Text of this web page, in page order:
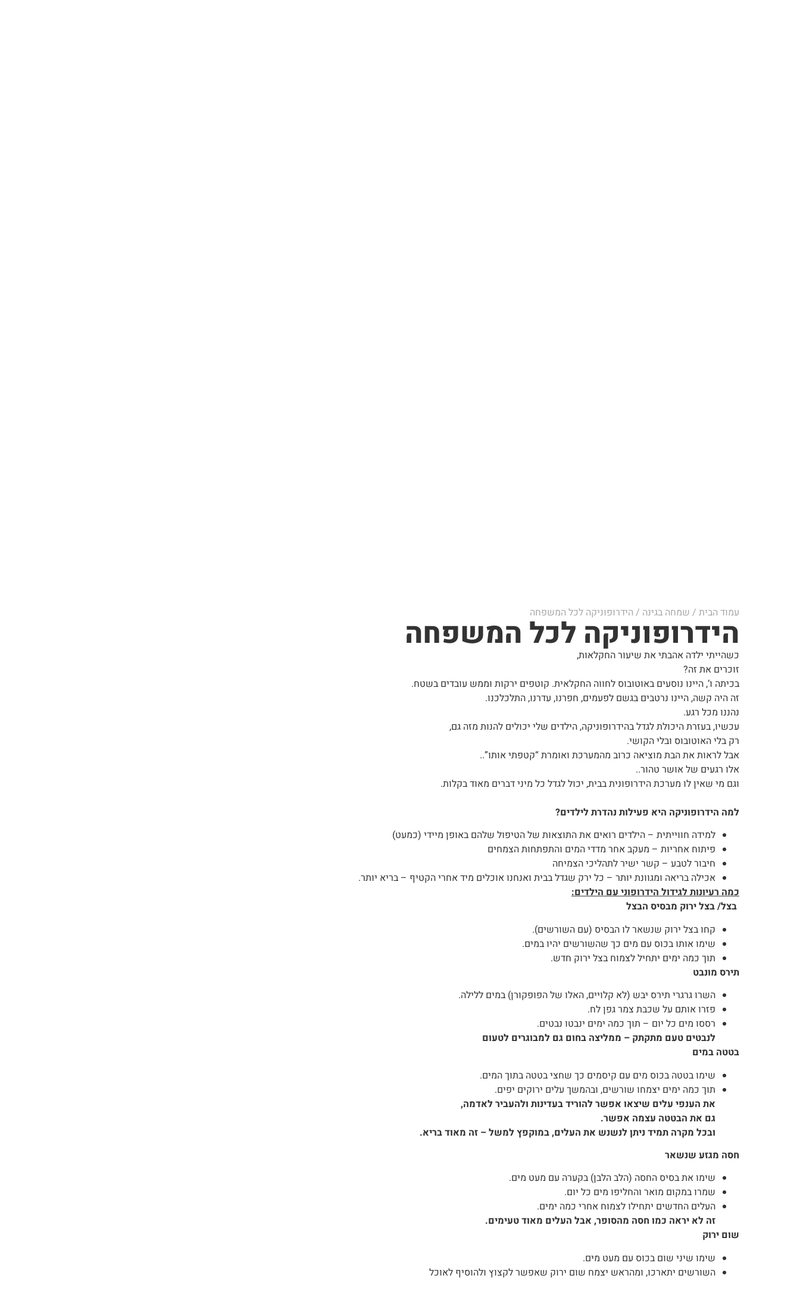
עמוד הבית / שמחה בגינה / הידרופוניקה לכל המשפחה
הידרופוניקה לכל המשפחה
כשהייתי ילדה אהבתי את שיעור החקלאות,
זוכרים את זה?
בכיתה ו’, היינו נוסעים באוטובוס לחווה החקלאית. קוטפים ירקות וממש עובדים בשטח.
זה היה קשה, היינו נרטבים בגשם לפעמים, חפרנו, עדרנו, התלכלכנו.
נהננו מכל רגע.
עכשיו, בעזרת היכולת לגדל בהידרופוניקה, הילדים שלי יכולים להנות מזה גם,
רק בלי האוטובוס ובלי הקושי.
אבל לראות את הבת מוציאה כרוב מהמערכת ואומרת “קטפתי אותו”..
אלו רגעים של אושר טהור..
וגם מי שאין לו מערכת הידרופונית בבית, יכול לגדל כל מיני דברים מאוד בקלות.
למה הידרופוניקה היא פעילות נהדרת לילדים?
למידה חווייתית – הילדים רואים את התוצאות של הטיפול שלהם באופן מיידי (כמעט)
פיתוח אחריות – מעקב אחר מדדי המים והתפתחות הצמחים
חיבור לטבע – קשר ישיר לתהליכי הצמיחה
אכילה בריאה ומגוונת יותר – כל ירק שגדל בבית ואנחנו אוכלים מיד אחרי הקטיף – בריא יותר.
כמה רעיונות לגידול הידרופוני עם הילדים:
בצל/ בצל ירוק מבסיס הבצל
קחו בצל ירוק שנשאר לו הבסיס (עם השורשים).
שימו אותו בכוס עם מים כך שהשורשים יהיו במים.
תוך כמה ימים יתחיל לצמוח בצל ירוק חדש.
תירס מונבט
השרו גרגרי תירס יבש (לא קלויים, האלו של הפופקורן) במים ללילה.
פזרו אותם על שכבת צמר גפן לח.
רססו מים כל יום – תוך כמה ימים ינבטו נבטים.
לנבטים טעם מתקתק – ממליצה בחום גם למבוגרים לטעום
בטטה במים
שימו בטטה בכוס מים עם קיסמים כך שחצי בטטה בתוך המים.
תוך כמה ימים יצמחו שורשים, ובהמשך עלים ירוקים יפים.
את הענפי עלים שיצאו אפשר להוריד בעדינות ולהעביר לאדמה,
גם את הבטטה עצמה אפשר.
ובכל מקרה תמיד ניתן לנשנש את העלים, במוקפץ למשל – זה מאוד בריא.
חסה מגזע שנשאר
שימו את בסיס החסה (הלב הלבן) בקערה עם מעט מים.
שמרו במקום מואר והחליפו מים כל יום.
העלים החדשים יתחילו לצמוח אחרי כמה ימים.
זה לא יראה כמו חסה מהסופר, אבל העלים מאוד טעימים.
שום ירוק
שימו שיני שום בכוס עם מעט מים.
השורשים יתארכו, ומהראש יצמח שום ירוק שאפשר לקצוץ ולהוסיף לאוכל